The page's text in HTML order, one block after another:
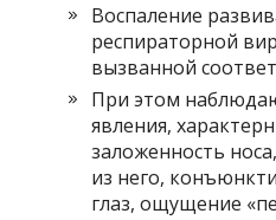
Воспаление
респираторной
вызванной
При этом
явления,
заложенность
из него,
глаз, ощущение